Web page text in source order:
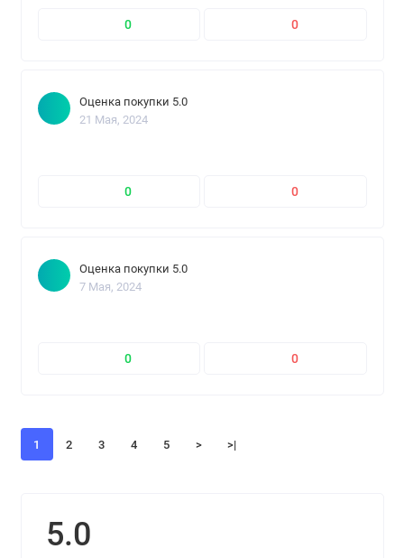
0 0
Оценка покупки 5.0
21 Мая, 2024
0 0
Оценка покупки 5.0
7 Мая, 2024
0 0
1 2 3 4 5 > >|
5.0